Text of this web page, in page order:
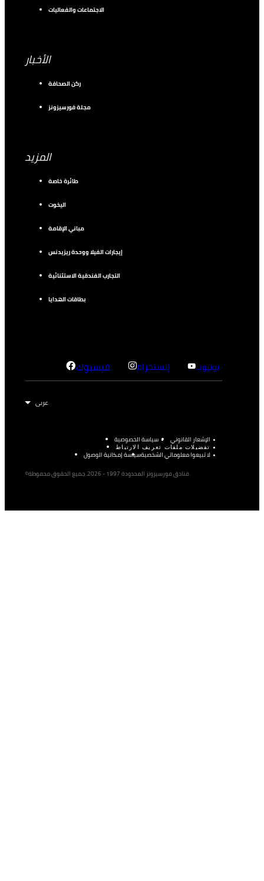
الاجتماعات والفعاليات
الأخبار
ركن الصحافة
مجلة فورسيزونز
المزيد
طائرة خاصة
اليخوت
مباني الإقامة
إيجارات الفيلا ووحدة ريزيدنس
التجارب الفندقية الاستثنائية
بطاقات الهدايا
فيسبوك إنستجرام يوتيوب
الإشعار القانوني سياسة الخصوصية
تفضيلات ملفات تعريف الارتباط
لا تبيعوا معلوماتي الشخصيةسياسة إمكانية الوصول
©فنادق فورسيزونز المحدودة 1997 - 2026. جميع الحقوق محفوظة.